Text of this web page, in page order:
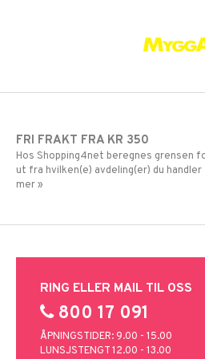
FRI FRAKT FRA KR 350
Hos Shopping4net beregnes grensen
ut fra hvilken(e) avdeling(er) du handler
mer »
RING ELLER MAIL TIL OSS
800 17 091
ÅPNINGSTIDER: 9.00 - 15.00
LUNSJSTENGT 12.00 - 13.00